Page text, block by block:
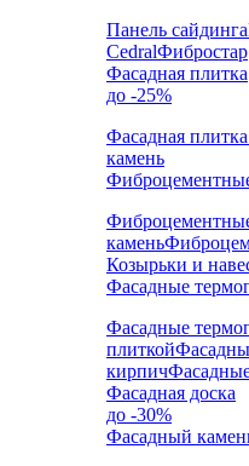
Панель сайдинга
CedralФибростар
Фасадная плитка
до -25%
Фасадная
камень
камень
Козырьки и
Фасадные
Фасадные
плиткой
кирпич
Фасадная доска
до -30%
Фасадный